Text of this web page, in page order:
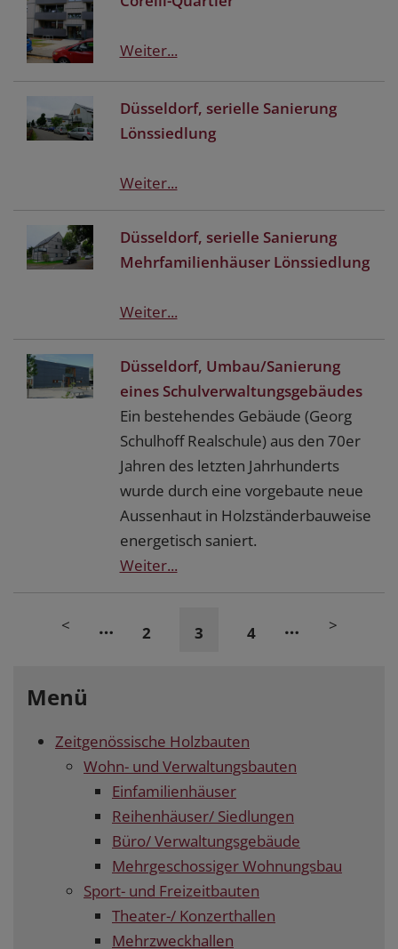
Weiter...
Düsseldorf, serielle Sanierung
Lönssiedlung
Weiter...
Düsseldorf, serielle Sanierung
Mehrfamilienhäuser Lönssiedlung
Weiter...
Düsseldorf, Umbau/Sanierung
eines Schulverwaltungsgebäudes
Ein bestehendes Gebäude (Georg
Schulhoff Realschule) aus den 70er
Jahren des letzten Jahrhunderts
wurde durch eine vorgebaute neue
Aussenhaut in Holzständerbauweise
energetisch saniert.
Weiter...
< … 2 3 4 … >
Menü
Zeitgenössische Holzbauten
Wohn- und Verwaltungsbauten
Einfamilienhäuser
Reihenhäuser/ Siedlungen
Büro/ Verwaltungsgebäude
Mehrgeschossiger Wohnungsbau
Sport- und Freizeitbauten
Theater-/ Konzerthallen
Mehrzweckhallen